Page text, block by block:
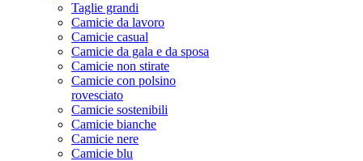
Taglie grandi
Camicie da lavoro
Camicie casual
Camicie da gala e da sposa
Camicie non stirate
Camicie con polsino
rovesciato
Camicie sostenibili
Camicie bianche
Camicie nere
Camicie blu